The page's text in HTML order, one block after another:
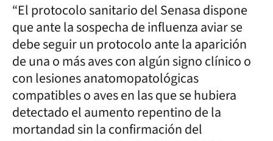
“El protocolo sanitario del Senasa dispone
que ante la sospecha de influenza aviar se
debe seguir un protocolo ante la aparición
de una o más aves con algún signo clínico o
con lesiones anatomopatológicas
compatibles o aves en las que se hubiera
detectado el aumento repentino de la
mortandad sin la confirmación del